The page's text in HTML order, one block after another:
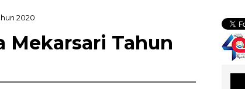
2020
Mekarsari Tahun